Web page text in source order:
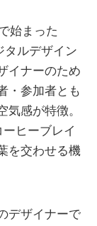
始まった
タルデザイン
イナーのため
・参加者とも
感が特徴。
ヒーブレイ
を交わせる機
デザイナーで